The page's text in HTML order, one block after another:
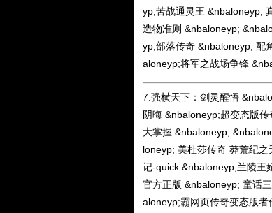
yp;苦战通灵王 &nbaloneyp;
造物准则 &nbaloneyp;
yp;部落传奇 &nbaloneyp; 配
aloneyp;将军之战场争锋
7.强横天下：剑灵醒悟
阴晦 &nbaloneyp;超变态版
大掌握 &nbaloneyp;
loneyp; 美杜莎传奇 莽荒纪
记-quick &nbaloneyp;兰陵王
官方正版 &nbaloneyp; 童话
aloneyp;霸网页传奇变态版